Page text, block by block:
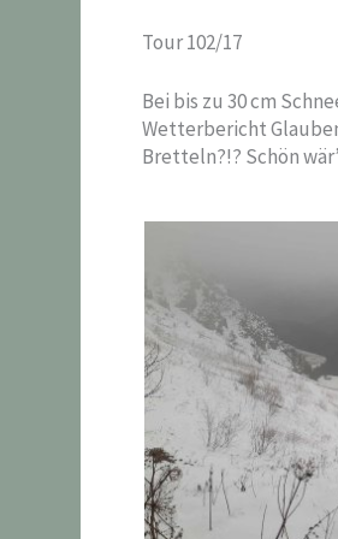
Tour 102/17
Bei bis zu 30 cm
Wetterbericht
Bretteln?!? Schön